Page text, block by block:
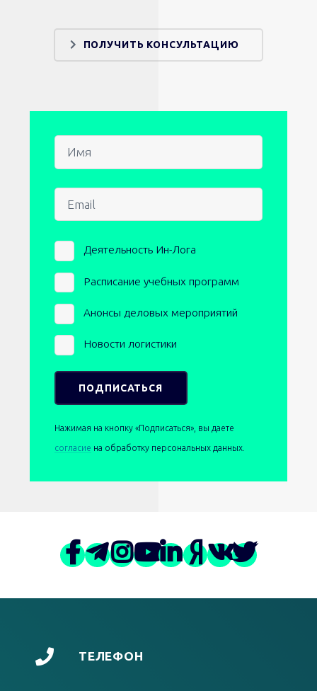
ПОЛУЧИТЬ КОНСУЛЬТАЦИЮ
Newsletters
Деятельность Ин-Лога
Расписание учебных программ
Анонсы деловых мероприятий
Новости логистики
Нажимая на кнопку «Подписаться», вы даете
согласие на обработку персональных данных.
ТЕЛЕФОН